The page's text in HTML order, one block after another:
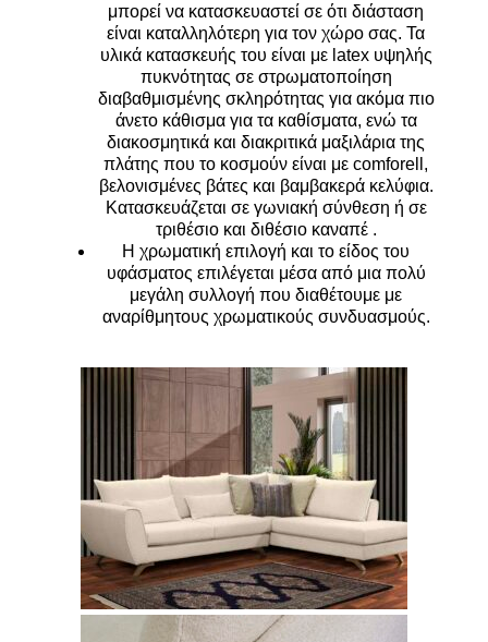
μπορεί να κατασκευαστεί σε ότι διάσταση
είναι καταλληλότερη για τον χώρο σας. Τα
υλικά κατασκευής του είναι με latex υψηλής
πυκνότητας σε στρωματοποίηση
διαβαθμισμένης σκληρότητας για ακόμα πιο
άνετο κάθισμα για τα καθίσματα, ενώ τα
διακοσμητικά και διακριτικά μαξιλάρια της
πλάτης που το κοσμούν είναι με comforell,
βελονισμένες βάτες και βαμβακερά κελύφια.
Κατασκευάζεται σε γωνιακή σύνθεση ή σε
τριθέσιο και διθέσιο καναπέ .
Η χρωματική επιλογή και το είδος του
υφάσματος επιλέγεται μέσα από μια πολύ
μεγάλη συλλογή που διαθέτουμε με
αναρίθμητους χρωματικούς συνδυασμούς.